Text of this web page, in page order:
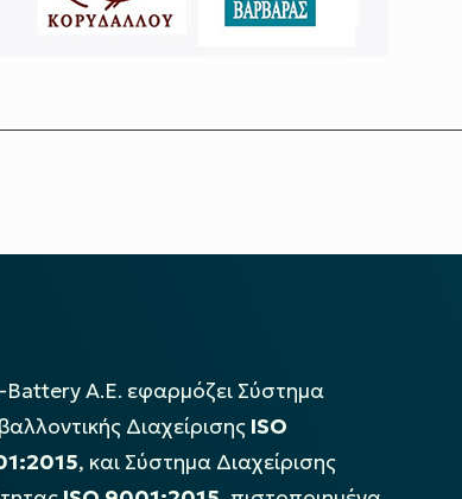
Battery Α.Ε. εφαρμόζει Σύστημα
Διαχείρισης ISO
, και Σύστημα Διαχείρισης